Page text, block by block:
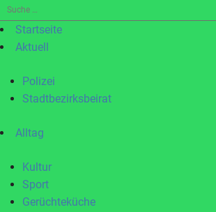
Suche
nach:Startseite
Aktuell
Polizei
Stadtbezirksbeirat
Alltag
Kultur
Sport
Gerüchteküche